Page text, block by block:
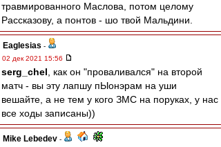
травмированного Маслова, потом целому
Рассказову, а понтов - шо твой Мальдини.
Eaglesias -
02 дек 2021 15:56
serg_chel , как он "проваливался" на второй
матч - вы эту лапшу пЫонэрам на уши
вешайте, а не тем у кого ЗМС на поруках, у нас
все ходы записаны))
Mike Lebedev -